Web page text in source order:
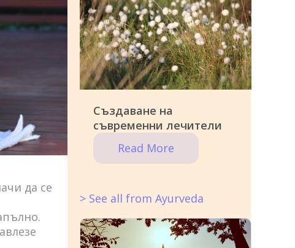
да се
Създаване на
съвременни лечители
Read More
> See all from Ayurveda